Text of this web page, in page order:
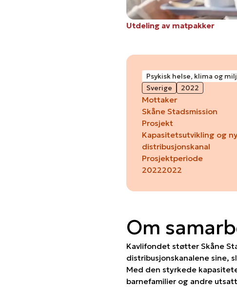
Utdeling av matpakker
Psykisk helse, klima og
Sverige
2022
Mottaker
Skåne Stadsmission
Prosjekt
Kapasitetsutvikling og
distribusjonskanal
Prosjektperiode
20222022
Om
Kavlifondet støtter Skåne
distribusjonskanalene sine,
Med den styrkede
barnefamilier og andre